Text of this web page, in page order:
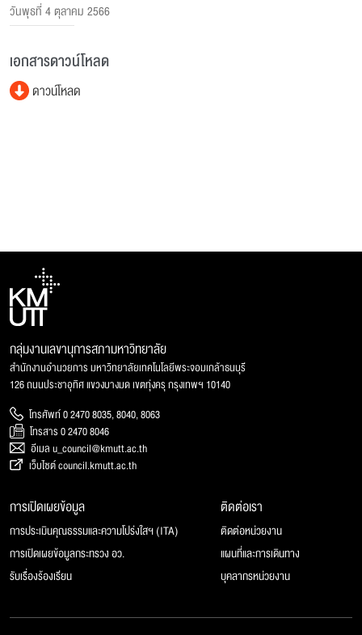
วันพุธที่ 4 ตุลาคม 2566
เอกสารดาวน์โหลด
ดาวน์โหลด
กลุ่มงานเลขานุการสภามหาวิทยาลัย
สำนักงานอำนวยการ มหาวิทยาลัยเทคโนโลยีพระจอมเกล้าธนบุรี
126 ถนนประชาอุทิศ แขวงบางมด เขตทุ่งครุ กรุงเทพฯ 10140
โทรศัพท์ 0 2470 8035, 8040, 8063
โทรสาร 0 2470 8046
อีเมล u_council@kmutt.ac.th
เว็บไซต์ council.kmutt.ac.th
การเปิดเผยข้อมูล
การประเมินคุณธรรมและความโปร่งใสฯ (ITA)
การเปิดเผยข้อมูลกระทรวง อว.
รับเรื่องร้องเรียน
ติดต่อเรา
ติดต่อหน่วยงาน
แผนที่และการเดินทาง
บุคลากรหน่วยงาน